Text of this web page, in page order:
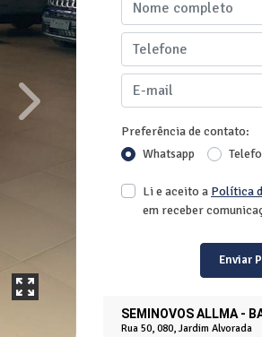
SEMINOVOS ALLMA -
Rua 50, 080, Jardim Alvorada
Preferência de contato:
Whatsapp
Li e aceito a Política
em receber
Enviar
Next